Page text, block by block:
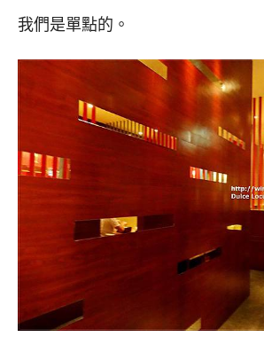
我們是單點的。